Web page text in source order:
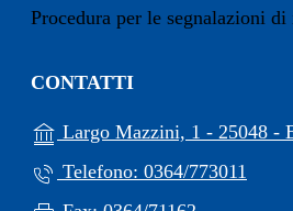
Procedura per le segnalazioni
CONTATTI
Largo Mazzini, 1 - 25048 -
Telefono: 0364/773011